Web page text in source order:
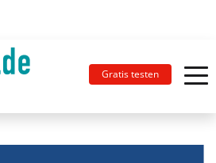
Gratis testen